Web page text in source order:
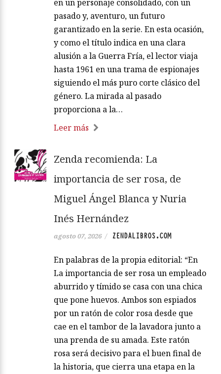
en un personaje consolidado, con un
pasado y, aventuro, un futuro
garantizado en la serie. En esta ocasión,
y como el título indica en una clara
alusión a la Guerra Fría, el lector viaja
hasta 1961 en una trama de espionajes
siguiendo el más puro corte clásico del
género. La mirada al pasado
proporciona a la…
Leer más
Zenda recomienda: La
importancia de ser rosa, de
Miguel Ángel Blanca y Nuria
Inés Hernández
agosto 07, 2026 / ZENDALIBROS.COM
En palabras de la propia editorial: “En
La importancia de ser rosa un empleado
aburrido y tímido se casa con una chica
que pone huevos. Ambos son espiados
por un ratón de color rosa desde que
cae en el tambor de la lavadora junto a
una prenda de su amada. Este ratón
rosa será decisivo para el buen final de
la historia, que cierra una etapa en la